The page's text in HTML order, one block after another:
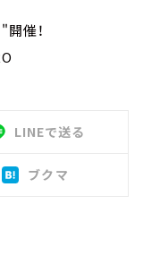
催！
LINEで送る
ブクマ